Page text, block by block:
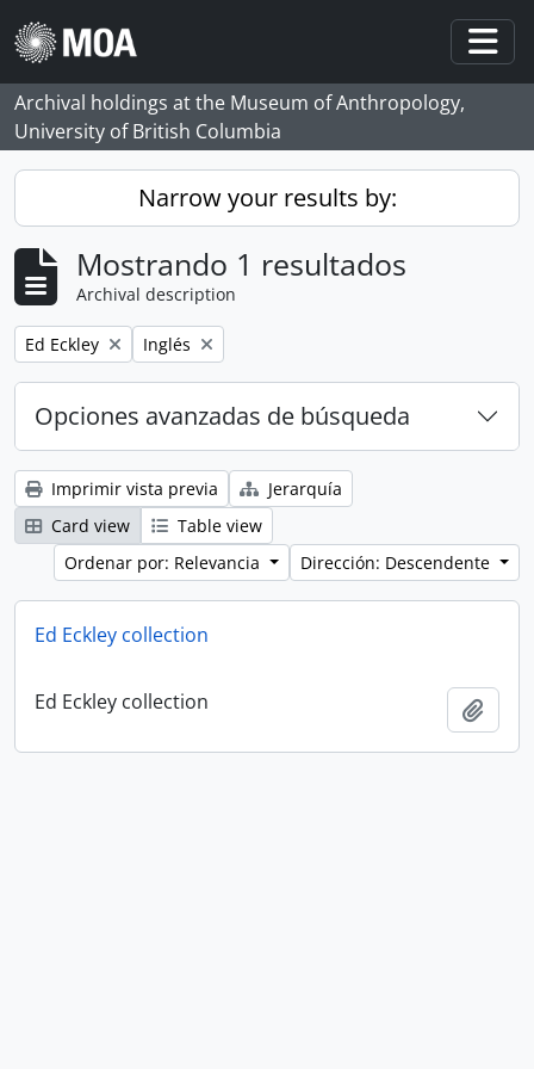
Skip to main content
Archival holdings at the Museum of Anthropology,
University of British Columbia
Narrow your results by:
Mostrando 1 resultados
Archival description
Remove filter:
Ed Eckley Remove filter:
Inglés
Opciones avanzadas de búsqueda
Imprimir vista previa
Jerarquía
Card view
Table view
Ordenar por: Relevancia
Dirección: Descendente
Ed Eckley collection
Ed Eckley collection